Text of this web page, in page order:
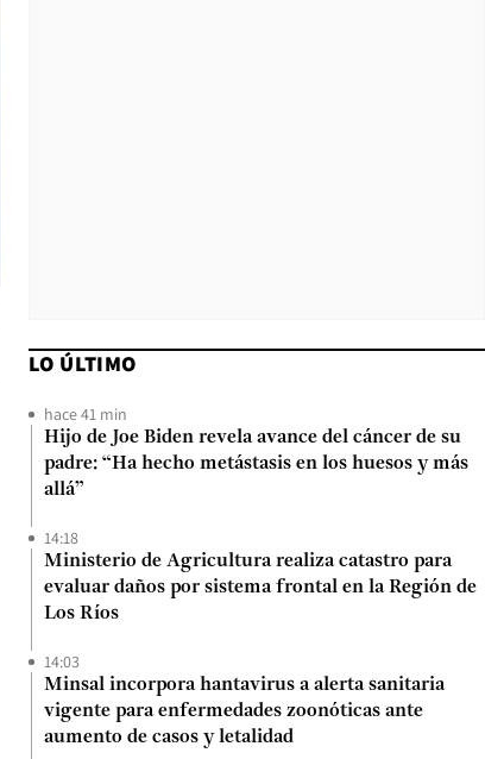
LO ÚLTIMO
hace 41 min
Hijo de Joe Biden revela avance del cáncer de su
padre: “Ha hecho metástasis en los huesos y más
allá”
14:18
Ministerio de Agricultura realiza catastro para
evaluar daños por sistema frontal en la Región de
Los Ríos
14:03
Minsal incorpora hantavirus a alerta sanitaria
vigente para enfermedades zoonóticas ante
aumento de casos y letalidad